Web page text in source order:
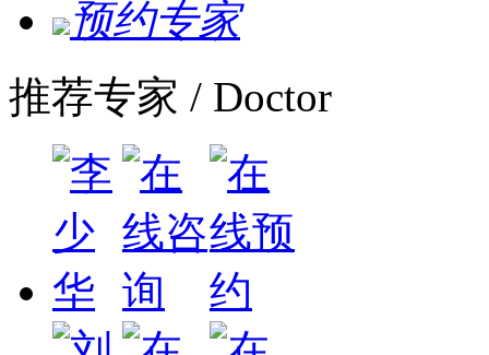
预约专家
推荐专家 / Doctor